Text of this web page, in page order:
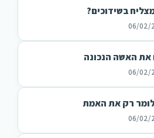
בשידוכים?
את האשה הנכונה
רק את האמת